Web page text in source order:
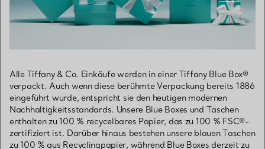
Alle Tiffany & Co. Einkäufe werden in einer Tiffany Blue Box®
verpackt. Auch wenn diese berühmte Verpackung bereits 1886
eingeführt wurde, entspricht sie den heutigen modernen
Nachhaltigkeitsstandards. Unsere Blue Boxes und Taschen
enthalten zu 100 % recycelbares Papier, das zu 100 % FSC®-
zertifiziert ist. Darüber hinaus bestehen unsere blauen Taschen
zu 100 % aus Recyclingpapier, während Blue Boxes derzeit zu